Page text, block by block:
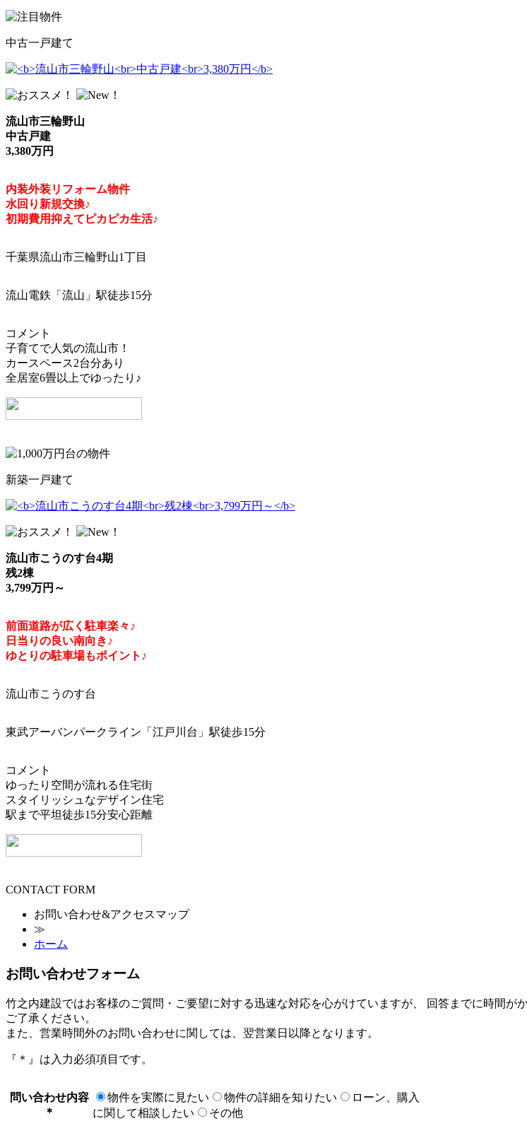
中古一戸建て
流山市三輪野山
中古戸建
3,380万円
内装外装リフォーム物件
水回り新規交換♪
初期費用抑えてピカピカ生活♪
千葉県流山市三輪野山1丁目
流山電鉄「流山」駅徒歩15分
コメント
子育てで人気の流山市！
カースペース2台分あり
全居室6畳以上でゆったり♪
新築一戸建て
流山市こうのす台4期
残2棟
3,799万円～
前面道路が広く駐車楽々♪
日当りの良い南向き♪
ゆとりの駐車場もポイント♪
流山市こうのす台
東武アーバンパークライン「江戸川台」駅徒歩15分
コメント
ゆったり空間が流れる住宅街
スタイリッシュなデザイン住宅
駅まで平坦徒歩15分安心距離
CONTACT FORM
お問い合わせ&アクセスマップ
≫
ホーム
お問い合わせフォーム
竹之内建設ではお客様のご質問・ご要望に対する迅速な対応を心がけていますが、 回答までに時間
ご了承ください。
また、営業時間外のお問い合わせに関しては、翌営業日以降となります。
『 ＊ 』は入力必須項目です。
問い合わせ内容
＊
物件を実際に見たい 物件の詳細を知りたい
ローン、購入
に関して相談したい
その他